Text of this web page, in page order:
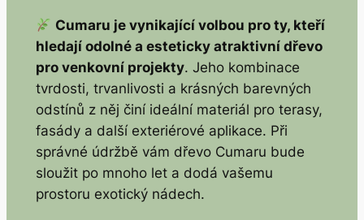
Cumaru je vynikající volbou pro ty, kteří
hledají odolné a esteticky atraktivní dřevo
pro venkovní projekty. Jeho kombinace
tvrdosti, trvanlivosti a krásných barevných
odstínů z něj činí ideální materiál pro terasy,
fasády a další exteriérové aplikace. Při
správné údržbě vám dřevo Cumaru bude
sloužit po mnoho let a dodá vašemu
prostoru exotický nádech.